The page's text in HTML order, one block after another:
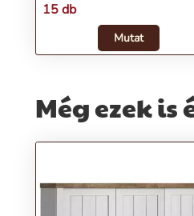
15 db
Mutat
Még ezek